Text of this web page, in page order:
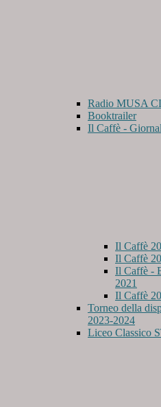
Radio MUSA
Booktrailer
Il Caffè -
Il Caffè
Il Caffè
Il Caffè -
2021
Il Caffè
Torneo della
2023-2024
Liceo Classico